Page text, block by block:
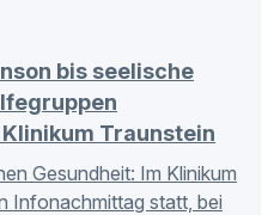
bis seelische
Traunstein
Gesundheit: Im Klinikum
Infonachmittag statt, bei